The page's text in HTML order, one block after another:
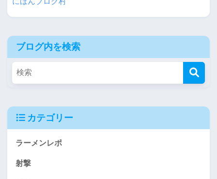
ブログ内を検索
カテゴリー
ラーメンレポ
射撃